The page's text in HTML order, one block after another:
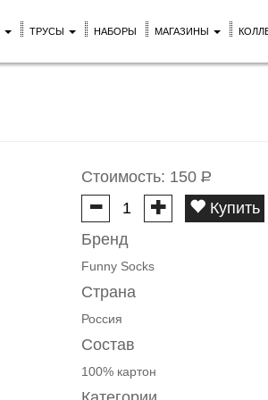
ТРУСЫ НАБОРЫ МАГАЗИНЫ
Стоимость: 150 Р
Купить
Бренд
Funny Socks
Страна
Россия
Состав
100% картон